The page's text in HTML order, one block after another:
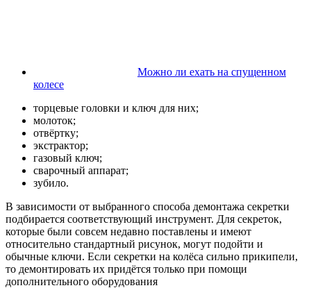
Можно ли ехать на спущенном
колесе
торцевые головки и ключ для них;
молоток;
отвёртку;
экстрактор;
газовый ключ;
сварочный аппарат;
зубило.
В зависимости от выбранного способа демонтажа секретки
подбирается соответствующий инструмент. Для секреток,
которые были совсем недавно поставлены и имеют
относительно стандартный рисунок, могут подойти и
обычные ключи. Если секретки на колёса сильно прикипели,
то демонтировать их придётся только при помощи
дополнительного оборудования